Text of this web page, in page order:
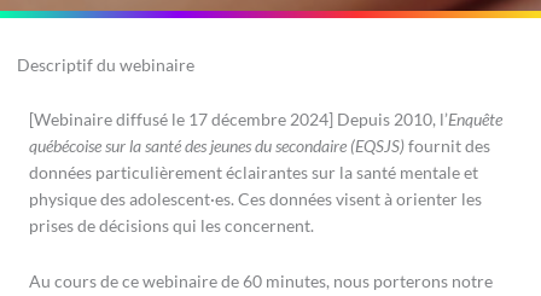
Descriptif du webinaire
[Webinaire diffusé le 17 décembre 2024] Depuis 2010, l’Enquête
québécoise sur la santé des jeunes du secondaire (EQSJS)fournit des
données particulièrement éclairantes sur la santé mentale et
physique des adolescent·es. Ces données visent à orienter les
prises de décisions qui les concernent.
Au cours de ce webinaire de 60 minutes, nous porterons notre